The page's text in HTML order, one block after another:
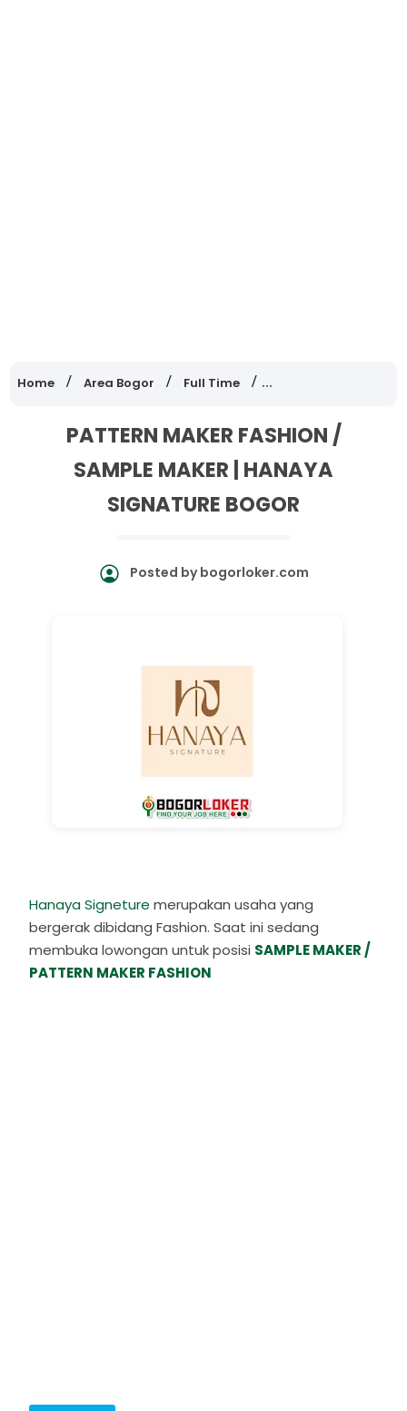
Home Area Bogor Full Time Lowongan Kerja
PATTERN MAKER FASHION /
SAMPLE MAKER | HANAYA
SIGNATURE BOGOR
Posted bybogorloker.com
Hanaya Signeture merupakan usaha yang
bergerak dibidang Fashion. Saat ini sedang
membuka lowongan untuk posisi SAMPLE MAKER /
PATTERN MAKER FASHION